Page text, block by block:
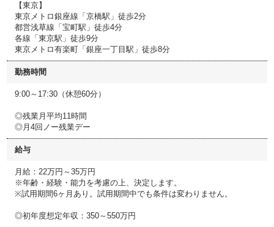
【東京】
東京メトロ銀座線「京橋駅」徒歩2分
都営浅草線「宝町駅」徒歩4分
各線「東京駅」徒歩9分
東京メトロ有楽町「銀座一丁目駅」徒歩8分
勤務時間
9:00～17:30（休憩60分）
◎残業月平均11時間
◎月4回ノー残業デー
給与
月給：22万円～35万円
※年齢・経験・能力を考慮の上、決定します。
※試用期間6ヶ月あり。試用期間中でも条件は変わりません。
◎初年度想定年収：350～550万円